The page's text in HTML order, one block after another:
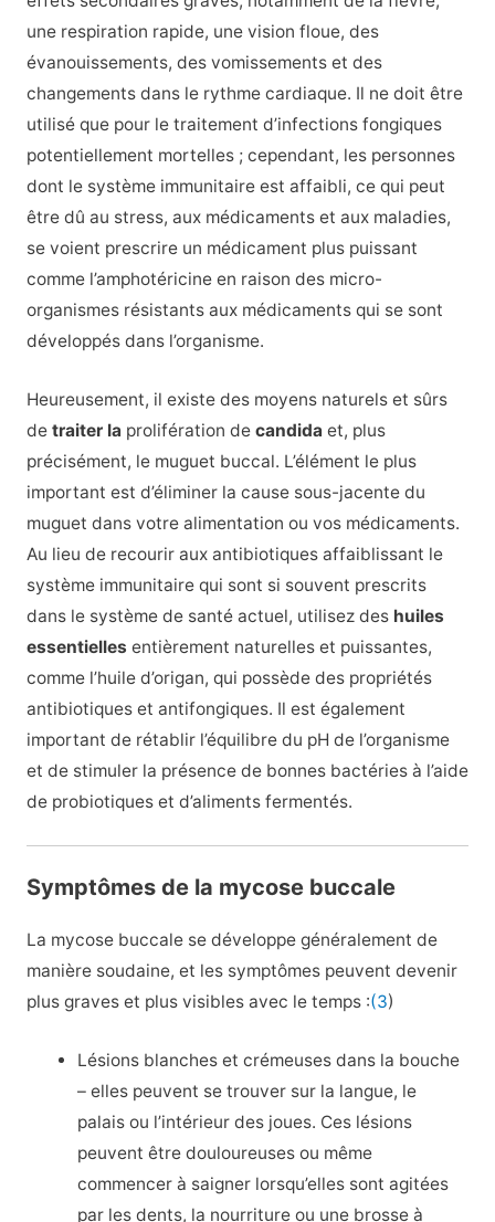
une respiration rapide, une vision floue, des
évanouissements, des vomissements et des
changements dans le rythme cardiaque. Il ne doit être
utilisé que pour le traitement d’infections fongiques
potentiellement mortelles ; cependant, les personnes
dont le système immunitaire est affaibli, ce qui peut
être dû au stress, aux médicaments et aux maladies,
se voient prescrire un médicament plus puissant
comme l’amphotéricine en raison des micro-
organismes résistants aux médicaments qui se sont
développés dans l’organisme.
Heureusement, il existe des moyens naturels et sûrs
de traiter la prolifération de candida et, plus
précisément, le muguet buccal. L’élément le plus
important est d’éliminer la cause sous-jacente du
muguet dans votre alimentation ou vos médicaments.
Au lieu de recourir aux antibiotiques affaiblissant le
système immunitaire qui sont si souvent prescrits
dans le système de santé actuel, utilisez des huiles
essentielles entièrement naturelles et puissantes,
comme l’huile d’origan, qui possède des propriétés
antibiotiques et antifongiques. Il est également
important de rétablir l’équilibre du pH de l’organisme
et de stimuler la présence de bonnes bactéries à l’aide
de probiotiques et d’aliments fermentés.
Symptômes de la mycose buccale
La mycose buccale se développe généralement de
manière soudaine, et les symptômes peuvent devenir
plus graves et plus visibles avec le temps :(3)
Lésions blanches et crémeuses dans la bouche
– elles peuvent se trouver sur la langue, le
palais ou l’intérieur des joues. Ces lésions
peuvent être douloureuses ou même
commencer à saigner lorsqu’elles sont agitées
par les dents, la nourriture ou une brosse à